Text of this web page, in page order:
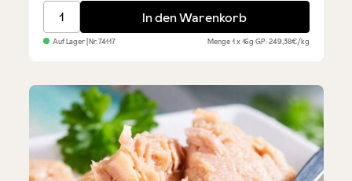
Premium Sardellenfilets - in Olivenöl
In den Warenkorb
Auf Lager| Nr.74117 Menge1 x 16gGP: 249,38€/kg